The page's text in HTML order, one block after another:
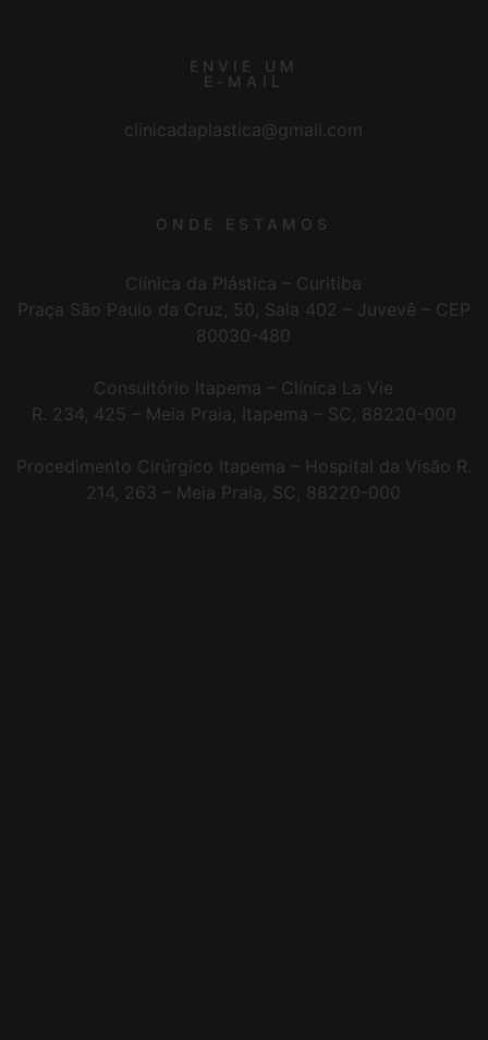
ENVIE UM
E-MAIL
clinicadaplastica@gmail.com
ONDE ESTAMOS
Clínica da Plástica – Curitiba
Praça São Paulo da Cruz, 50, Sala 402 – Juvevê – CEP
80030-480
Consultório Itapema – Clínica La Vie
R. 234, 425 – Meia Praia, Itapema – SC, 88220-000
Procedimento Cirúrgico Itapema – Hospital da Visão R.
214, 263 – Meia Praia, SC, 88220-000